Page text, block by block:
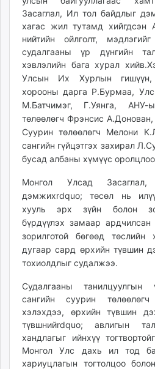
ikon.mn
mnb.mn
Livetv.mn
Eguur.mn
24tsag.mn
eagle.mn
ergelt.mn
zarig.mn
today.mn
zuv.mn
mminfo.mn
ugluu.mn
urlag.mn
unen.mn
asu.mn
shudarga.mn
shuurhai.mn
unuudur.mn
isee.mn
mglradio.com
fact.mn
itoim.mn
tumen.mn
Засаглал, Ил тол байдлыг
хагас жил тутамд хийгдсэн
нийтийн ойлголт,
судалгааны үр дүнгийн
хэвлэлийн бага хурал хийв.
Улсын Их Хурлын гишүүн,
хорооны дарга Р.Бурмаа,
М.Батчимэг, Г.Уянга,
төлөөлөгч Фрэнсис
Суурин төлөөлөгч Мелони
сангийн гүйцэтгэх захирал
бусад албаны хүмүүс
Монгол Улсад
дэмжихrdquo; төсөл нь
хууль эрх зүйн болон
бүрдүүлэх замаар ардчилсан
зорилготой бөгөөд
дугаар сард өрхийн түвшин
тохиолдлыг судалжээ.
Судалгааны
сангийн суурин
хэлэхдээ, өрхийн түвшин
түвшнийrdquo; авлигын
хандлагыг ийнхүү
Монгол Улс дахь ил тод
хариуцлагын тогтолцоо